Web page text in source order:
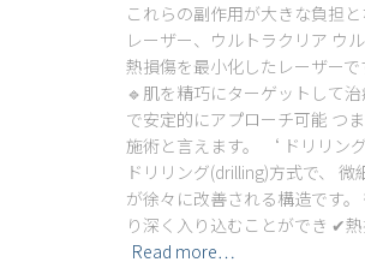
これらの副作用が大きな負担
レーザー、ウルトラクリア ウ
熱損傷を最小化したレーザー
🔹肌を精巧にターゲットして
で安定的にアプローチ可能 つ
施術と言えます。 ‘ ドリリン
ドリリング(drilling)方式で、
が徐々に改善される構造です
り深く入り込むことができ ✔
Read more…